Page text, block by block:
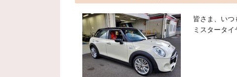
皆さま、いつ
ミスタータ